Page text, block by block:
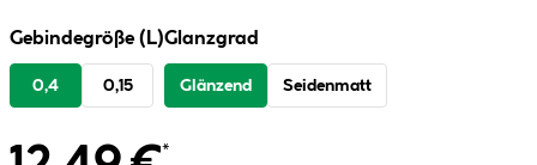
Gebindegröße (L)
0,4 0,15
Glanzgrad
Glänzend Seidenmatt
*